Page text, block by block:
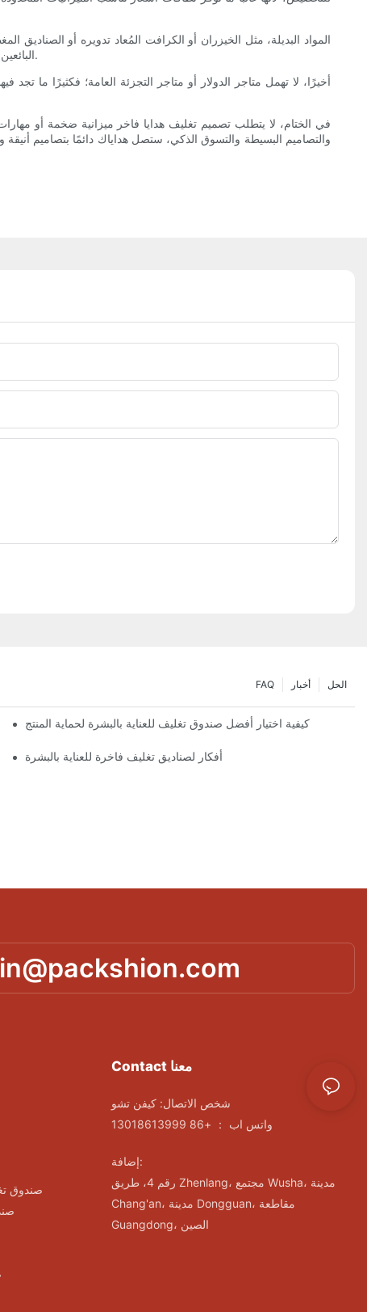
المواد البديلة، مثل الخيزران أو الكرافت المُعاد تدويره أو
البائعين للعثور على أفضل عرض. كما أن التسوق المحلي في أسواق المزارعين أو الحرفيين يُتيح أحيانًا الحصول على منتجات تغليف حصرية تبدو ثمينة وفريدة.
أخيرًا، لا تهمل متاجر الدولار أو متاجر التجزئة العامة؛ فكثيرًا ما
في الختام، لا يتطلب تصميم تغليف هدايا فاخر ميزانية ضخمة أو
والتصاميم البسيطة والتسوق الذكي، ستصل هداياك دائمًا بتصاميم
الحل أخبار FAQ
كيفية اختيار أفضل صندوق تغليف للعناية بالبشرة لحماية المنتج
أفكار لصناديق تغليف فاخرة للعناية بالبشرة
صندوق
Contact معنا
شخص الاتصال: كيفن تشو
واتس اب ： +86 13018613999
إضافة:
رقم 4، طريق Zhenlang، مجتمع Wusha، مدينة
Chang'an، مدينة Dongguan، مقاطعة
Guangdong، الصين